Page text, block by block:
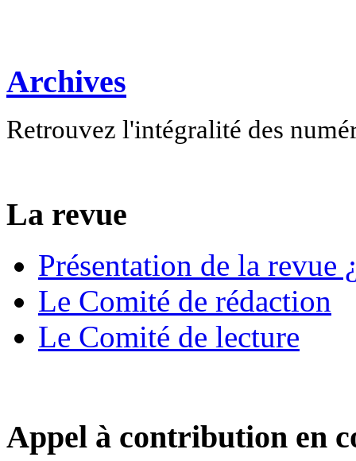
Archives
Retrouvez l'intégralité des
La revue
Présentation de la revue
Le Comité de rédaction
Le Comité de lecture
Appel à contribution en